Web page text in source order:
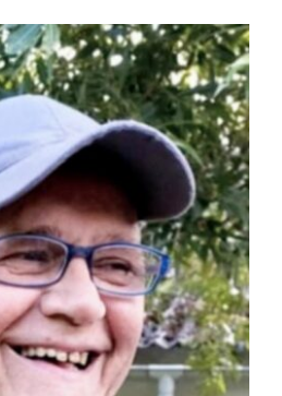
Monsieur
DRUGMAND
02/01/2026)
nécrologies